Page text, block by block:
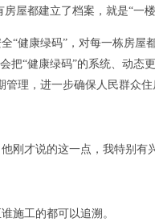
屋都建立了档案，就是“一
康绿码”，对每一栋房屋
把“健康绿码”的系统、动
管理，进一步确保人民群众
才说的这一点，我特别有
工的都可以追溯。